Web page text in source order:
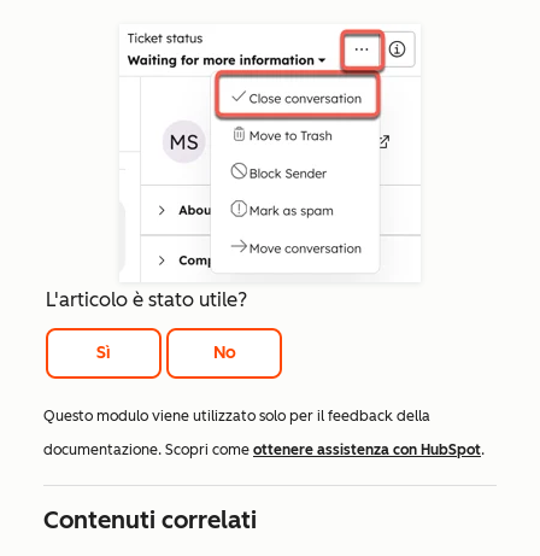
L'articolo è stato utile?
Sì No
Questo modulo viene utilizzato solo per il feedback della
documentazione. Scopri come ottenere assistenza con HubSpot.
Contenuti correlati